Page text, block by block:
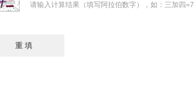
请输入计算结果（填写阿拉伯数字），如：三加四=7